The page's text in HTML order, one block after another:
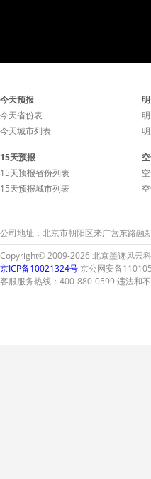
受到中雨天气的影
在户外运
今天预报
今天省份表
今天城市列表
15天预报
15天预报省份列表
15天预报城市列表
公司地址：北京市朝阳区来广营东路融
Copyright© 2009-2026 北京墨迹风云
京ICP备10021324号京公网安备
客服服务热线：400-880-0599 违法和